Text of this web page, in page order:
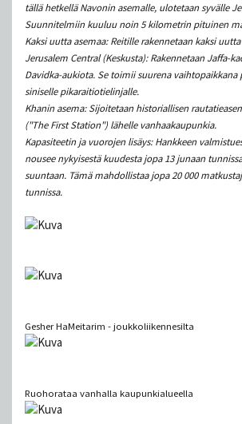
tällä hetkellä Navonin asemalle, ulotetaan syvälle
Suunnitelmiin kuuluu noin 5 kilometrin pituinen
Kaksi uutta asemaa: Reitille rakennetaan kaksi
Jerusalem Central (Keskusta): Rakennetaan Jaffa-
Davidka-aukiota. Se toimii suurena vaihtopaikkana
siniselle pikaraitiotielinjalle.
Khanin asema: Sijoitetaan historiallisen
("The First Station") lähelle vanhaakaupunkia.
Kapasiteetin ja vuorojen lisäys: Hankkeen
nousee nykyisestä kuudesta jopa 13 junaan
suuntaan. Tämä mahdollistaa jopa 20 000
tunnissa.
Gesher HaMeitarim - joukkoliikennesilta
Ruohorataa vanhalla kaupunkialueella